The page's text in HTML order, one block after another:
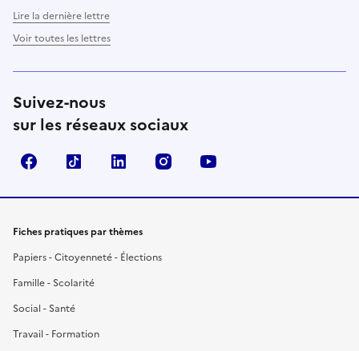
Lire la dernière lettre
Voir toutes les lettres
Suivez-nous
sur les réseaux sociaux
FacebookTikTok LinkedIn Instagram
Fiches pratiques par thèmes
Papiers - Citoyenneté - Élections
Famille - Scolarité
Social - Santé
Travail - Formation